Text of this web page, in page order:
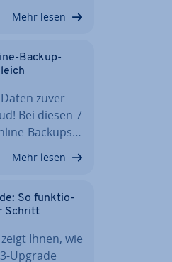
Mehr lesen
Backup-
Daten zu­ver­
Bei diesen 7
Backups…
Mehr lesen
So funk­tio­
Schritt
Ihnen, wie
Upgrade